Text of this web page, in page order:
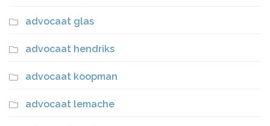
advocaat glas
advocaat hendriks
advocaat koopman
advocaat lemache